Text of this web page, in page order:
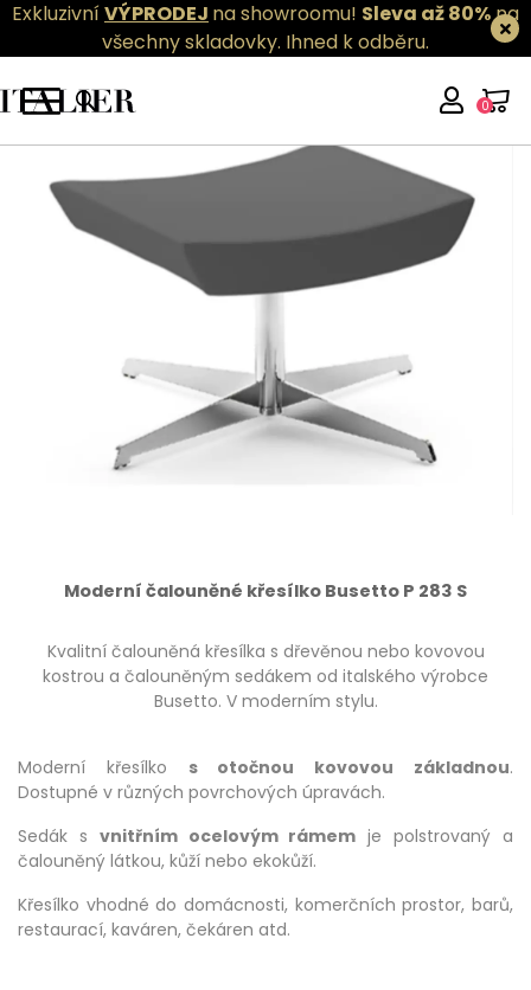
ExkluzivníVÝPRODEJ na showroomu! Sleva až 80%na
všechny skladovky. Ihned k odběru.
0
Moderní čalouněné křesílko Busetto P 283 S
Kvalitní čalouněná křesílka s dřevěnou nebo kovovou
kostrou a čalouněným sedákem od italského výrobce
Busetto. V moderním stylu.
Moderní křesílko s otočnou kovovou základnou.
Dostupné v různých povrchových úpravách.
Sedák s vnitřním ocelovým rámem je polstrovaný a
čalouněný látkou, kůží nebo ekokůží.
Křesílko vhodné do domácnosti, komerčních prostor, barů,
restaurací, kaváren, čekáren atd.